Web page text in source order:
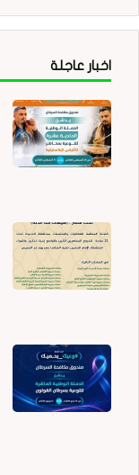
اخبار عاجلة